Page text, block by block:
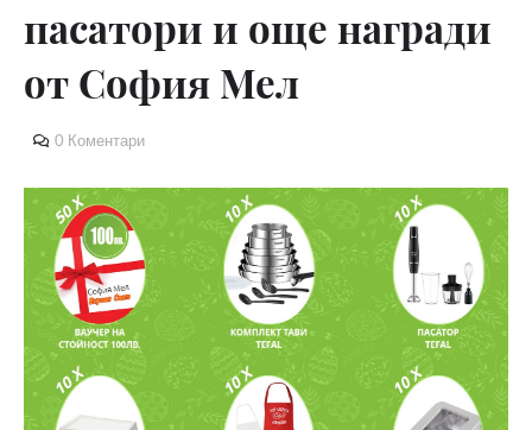
пасатори и още награди
от София Мел
0 Коментари